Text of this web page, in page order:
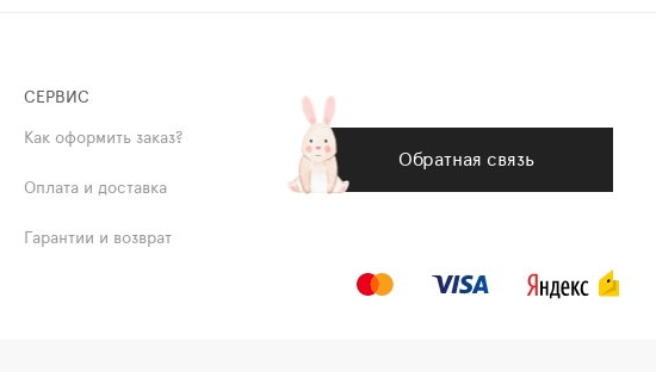
СЕРВИС
Как оформить заказ?
Оплата и доставка
Гарантии и возврат
Обратная связь